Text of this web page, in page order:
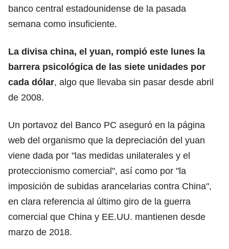
banco central estadounidense de la pasada
semana como insuficiente.
La divisa china, el yuan, rompió este lunes la
barrera psicológica de las siete unidades por
cada dólar, algo que llevaba sin pasar desde abril
de 2008.
Un portavoz del Banco PC aseguró en la página
web del organismo que la depreciación del yuan
viene dada por "las medidas unilaterales y el
proteccionismo comercial", así como por "la
imposición de subidas arancelarias contra China",
en clara referencia al último giro de la guerra
comercial que China y EE.UU. mantienen desde
marzo de 2018.